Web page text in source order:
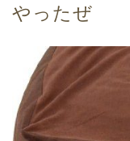
やったぜ